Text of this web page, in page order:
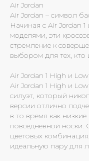
Air Jordan
Air Jordan – символ
Начиная с Air Jordan
моделями, эти
стремление к
выбором для тех, кто
Air Jordan 1 High и Low
Air Jordan 1 High и
силуэт, который
версии отлично
в то время как
повседневной
цветовых
идеальную пару для